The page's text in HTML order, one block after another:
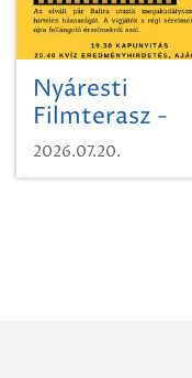
Nyáresti
Filmterasz -
Beugró a
Paradicsomba
2026.07.20.